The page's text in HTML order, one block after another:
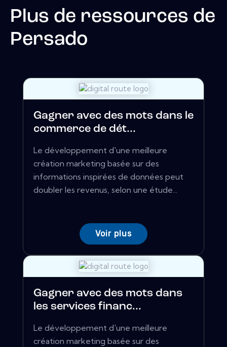
Plus de ressources de
Persado
Gagner avec des mots dans le
commerce de dét...
Le développement d'une meilleure
création marketing basée sur des
informations inspirées de données peut
doubler les revenus, selon une étude...
Voir plus
Gagner avec des mots dans
les services financ...
Le développement d'une meilleure
création marketing basée sur des